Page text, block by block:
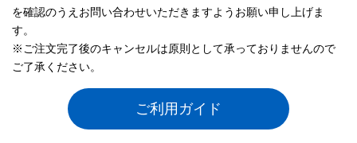
を確認のうえお問い合わせいただきますようお願い申し上げま
す。
※ご注文完了後のキャンセルは原則として承っておりませんので
ご了承ください。
ご利用ガイド